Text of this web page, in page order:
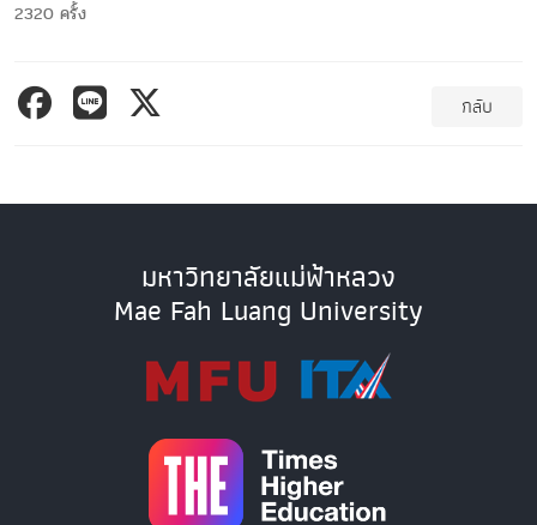
2320 ครั้ง
กลับ
มหาวิทยาลัยแม่ฟ้าหลวง
Mae Fah Luang University